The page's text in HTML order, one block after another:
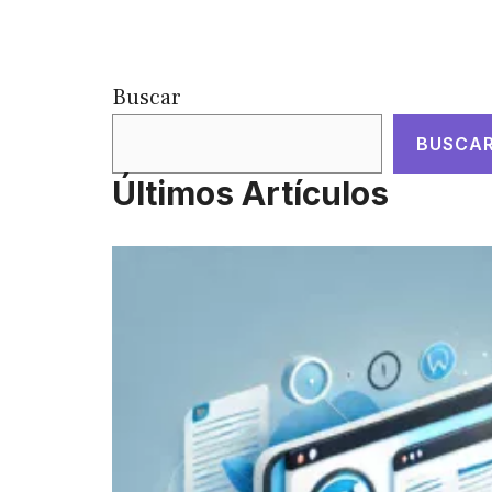
Buscar
Últimos Artículos